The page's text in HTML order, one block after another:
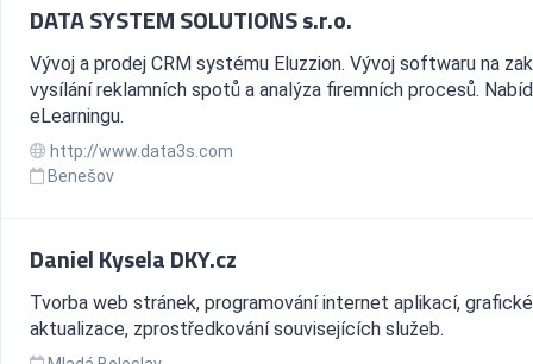
DATA SYSTEM SOLUTIONS s.r.o.
Vývoj a prodej CRM systému Eluzzion. Vývoj softwaru na
vysílání reklamních spotů a analýza firemních procesů.
eLearningu.
http://www.data3s.com
Benešov
Daniel Kysela DKY.cz
Tvorba web stránek, programování internet aplikací, grafické
aktualizace, zprostředkování souvisejících služeb.